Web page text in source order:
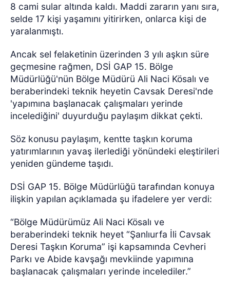
8 cami sular altında kaldı. Maddi zararın yanı sıra,
selde 17 kişi yaşamını yitirirken, onlarca kişi de
yaralanmıştı.
Ancak sel felaketinin üzerinden 3 yılı aşkın süre
geçmesine rağmen, DSİ GAP 15. Bölge
Müdürlüğü'nün Bölge Müdürü Ali Naci Kösalı ve
beraberindeki teknik heyetin Cavsak Deresi'nde
'yapımına başlanacak çalışmaları yerinde
incelediğini' duyurduğu paylaşım dikkat çekti.
Söz konusu paylaşım, kentte taşkın koruma
yatırımlarının yavaş ilerlediği yönündeki eleştirileri
yeniden gündeme taşıdı.
DSİ GAP 15. Bölge Müdürlüğü tarafından konuya
ilişkin yapılan açıklamada şu ifadelere yer verdi:
“Bölge Müdürümüz Ali Naci Kösalı ve
beraberindeki teknik heyet “Şanlıurfa İli Cavsak
Deresi Taşkın Koruma” işi kapsamında Cevheri
Parkı ve Abide kavşağı mevkiinde yapımına
başlanacak çalışmaları yerinde incelediler.”